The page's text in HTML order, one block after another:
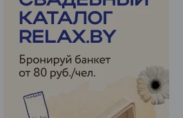
ЭФФЕКТИВНАЯ РЕКЛАМА НА САЙТЕ